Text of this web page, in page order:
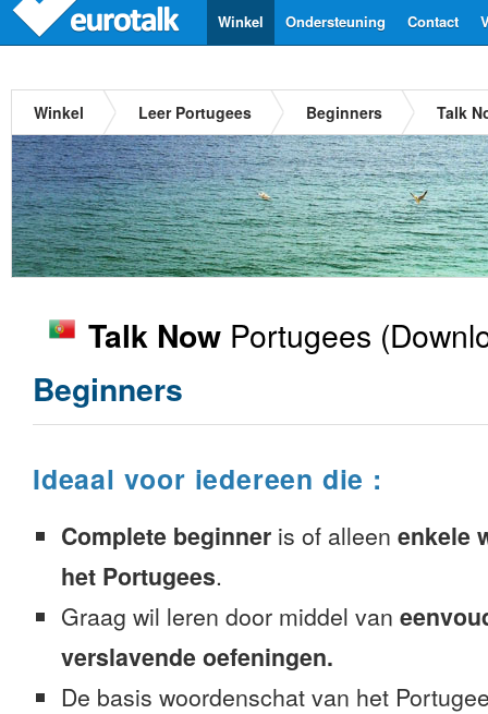
Contact
Ondersteuning
Winkel
Winkel Leer Portugees Beginners Talk
Talk Now Portugees
Beginners
Ideaal voor iedereen die :
Complete beginner is of alleen enkele
het Portugees.
Graag wil leren door middel van
verslavende oefeningen.
De basis woordenschat van het